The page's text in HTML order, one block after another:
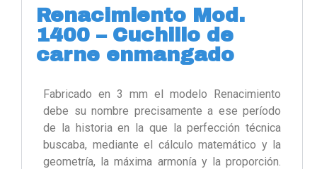
Renacimiento Mod.
1400 – Cuchillo de
carne enmangado
Fabricado en 3 mm el modelo Renacimiento
debe su nombre precisamente a ese período
de la historia en la que la perfección técnica
buscaba, mediante el cálculo matemático y la
geometría, la máxima armonía y la proporción.